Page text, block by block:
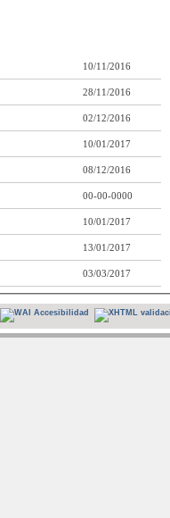
10/11/2016
28/11/2016
02/12/2016
10/01/2017
08/12/2016
00-00-0000
10/01/2017
13/01/2017
03/03/2017